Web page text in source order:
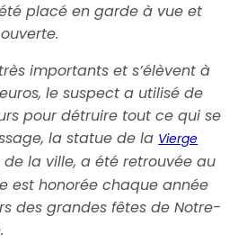
placé en garde à vue et
importants et s’élèvent à
le suspect a utilisé de
pour détruire tout ce qui se
la statue de la Vierge
de la ville, a été retrouvée au
est honorée chaque année
des grandes fêtes de Notre-